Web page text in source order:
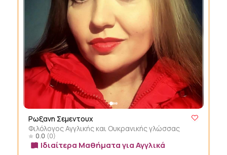
Ρωξανη Σεμεντουχ
Φιλόλογος Αγγλικής και Ουκρανικής γλώσσας
0.0 (0)
Ιδιαίτερα Μαθήματα για Αγγλικά